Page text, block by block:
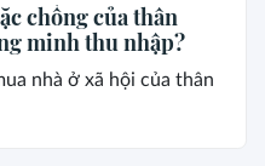
chồng của thân
minh thu nhập?
nhà ở xã hội của thân